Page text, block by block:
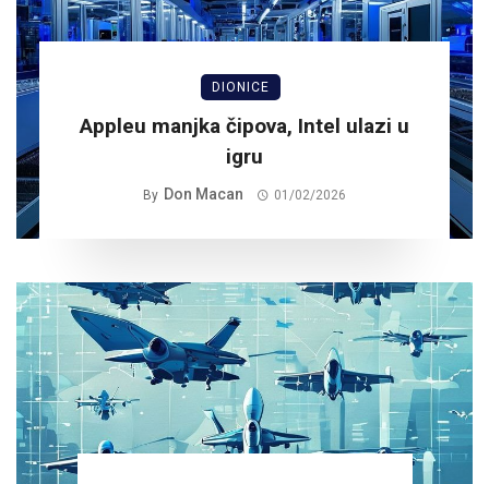
DIONICE
Appleu manjka čipova, Intel ulazi u
igru
By Don Macan 01/02/2026